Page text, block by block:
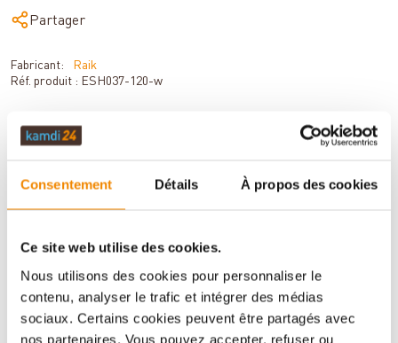
Consentement Détails À propos des cookies
Ce site web utilise des cookies.
Nous utilisons des cookies pour personnaliser le
contenu, analyser le trafic et intégrer des médias
sociaux. Certains cookies peuvent être partagés avec
nos partenaires. Vous pouvez accepter, refuser ou
Partager
Fabricant:
Raik
Réf. produit : ESH037-120-w
ÉVALUATIONS (0)